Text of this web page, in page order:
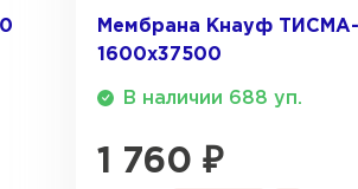
Мембрана Кнауф
1600х37500
В наличии 688 уп.
1 760 ₽